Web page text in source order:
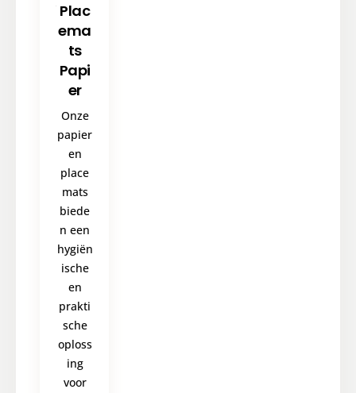
Plac
ema
ts
Papi
er
Onze
papier
en
place
mats
biede
n een
hygiën
ische
en
prakti
sche
oploss
ing
voor